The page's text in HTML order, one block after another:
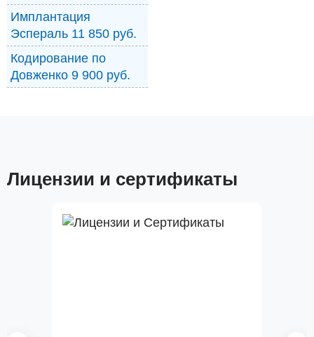
Имплантация
Эспераль 11 850 руб.
Кодирование по
Довженко 9 900 руб.
Лицензии и сертификаты